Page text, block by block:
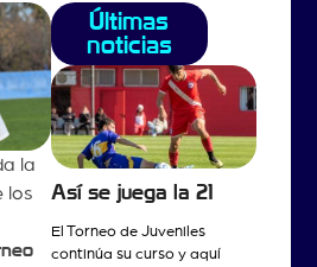
la
los
Últimas
noticias
Así se juega la 21
El Torneo de Juveniles
continúa su curso y aquí